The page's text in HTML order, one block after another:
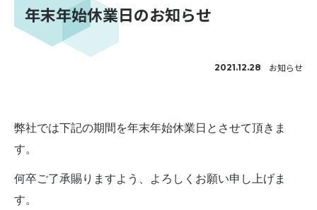
年末年始休業日のお知らせ
2021.12.28 お知らせ
弊社では下記の期間を年末年始休業日とさせて頂きま
す。
何卒ご了承賜りますよう、よろしくお願い申し上げま
す。